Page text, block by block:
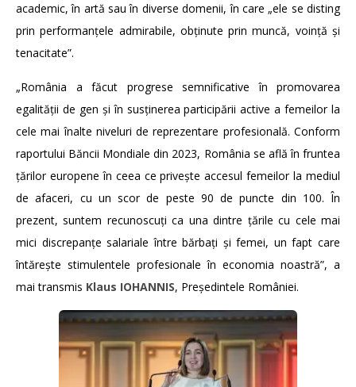
academic, în artă sau în diverse domenii, în care „ele se disting
prin performanțele admirabile, obținute prin muncă, voință și
tenacitate”.
„România a făcut progrese semnificative în promovarea
egalității de gen și în susținerea participării active a femeilor la
cele mai înalte niveluri de reprezentare profesională. Conform
raportului Băncii Mondiale din 2023, România se află în fruntea
țărilor europene în ceea ce privește accesul femeilor la mediul
de afaceri, cu un scor de peste 90 de puncte din 100. În
prezent, suntem recunoscuți ca una dintre țările cu cele mai
mici discrepanțe salariale între bărbați și femei, un fapt care
întărește stimulentele profesionale în economia noastră”, a
mai transmis Klaus IOHANNIS, Președintele României.